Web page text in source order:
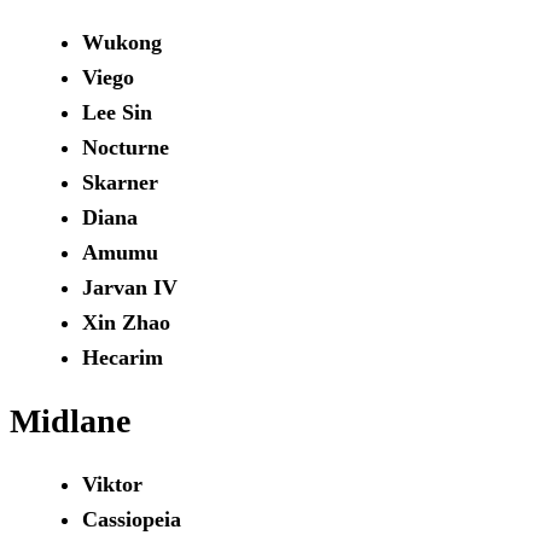
Wukong
Viego
Lee Sin
Nocturne
Skarner
Diana
Amumu
Jarvan IV
Xin Zhao
Hecarim
Midlane
Viktor
Cassiopeia